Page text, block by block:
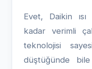
Evet, Daikin
kadar verimli
teknolojisi
düştüğünde